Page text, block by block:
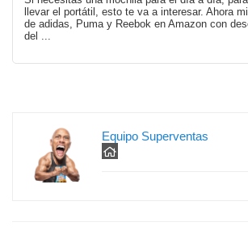
llevar el portátil, esto te va a interesar. Ahora
de adidas, Puma y Reebok en Amazon con
del ...
Equipo Superventas